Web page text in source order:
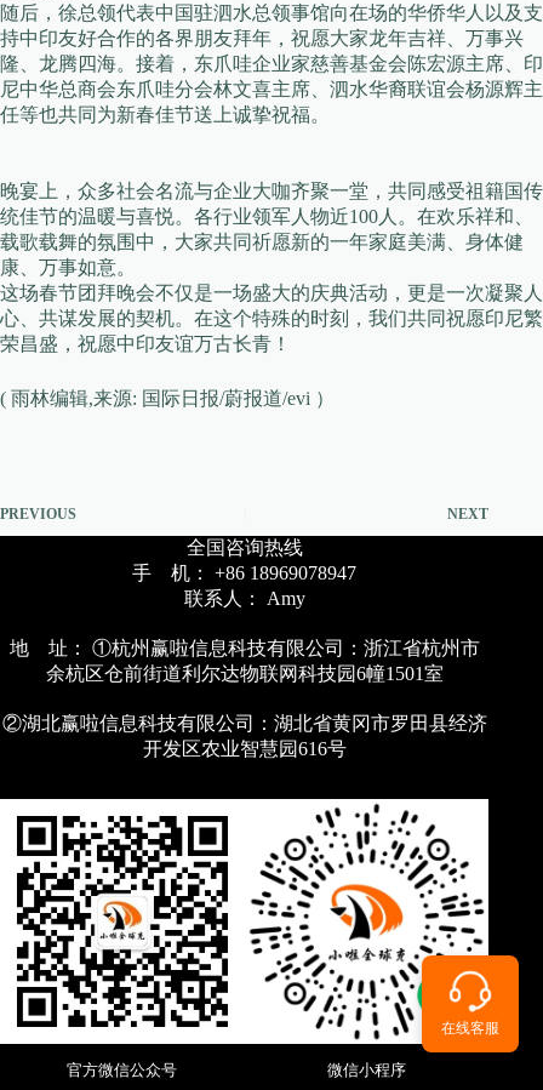
随后，徐总领代表中国驻泗水总领事馆向在场的华侨华人以及支
持中印友好合作的各界朋友拜年，祝愿大家龙年吉祥、万事兴
隆、龙腾四海。接着，东爪哇企业家慈善基金会陈宏源主席、印
尼中华总商会东爪哇分会林文喜主席、泗水华裔联谊会杨源辉主
任等也共同为新春佳节送上诚挚祝福。
晚宴上，众多社会名流与企业大咖齐聚一堂，共同感受祖籍国传
统佳节的温暖与喜悦。各行业领军人物近100人。在欢乐祥和、
载歌载舞的氛围中，大家共同祈愿新的一年家庭美满、身体健
康、万事如意。
这场春节团拜晚会不仅是一场盛大的庆典活动，更是一次凝聚人
心、共谋发展的契机。在这个特殊的时刻，我们共同祝愿印尼繁
荣昌盛，祝愿中印友谊万古长青！
( 雨林编辑,来源: 国际日报/蔚报道/evi ）
PREVIOUS NEXT
全国咨询热线
手 机： +86 18969078947
联系人： Amy
地 址： ①杭州赢啦信息科技有限公司：浙江省杭州市
余杭区仓前街道利尔达物联网科技园6幢1501室
②湖北赢啦信息科技有限公司：湖北省黄冈市罗田县经济
开发区农业智慧园616号
官方微信公众号 微信小程序
在线客服